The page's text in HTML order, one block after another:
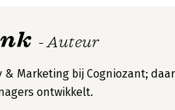
- Auteur
& Marketing bij Cogniozant;
ontwikkelt.